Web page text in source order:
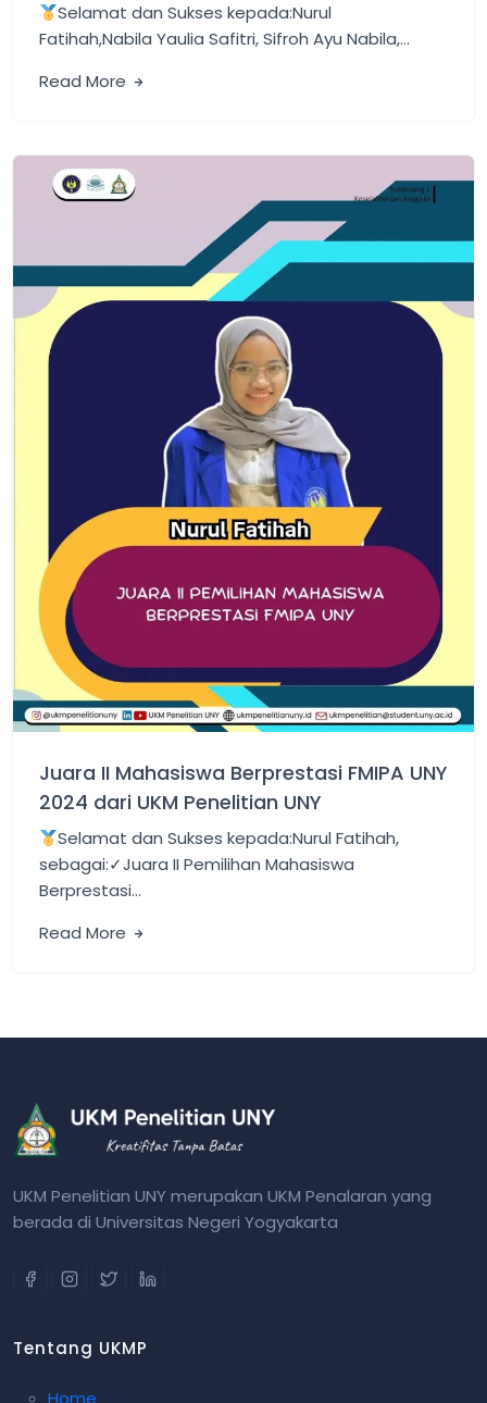
Selamat dan Sukses kepada:Nurul
Fatihah,Nabila Yaulia Safitri, Sifroh Ayu Nabila,…
Read More
Artikel
Blogs
Prestasi
Juara II Mahasiswa Berprestasi FMIPA UNY
2024 dari UKM Penelitian UNY
Selamat dan Sukses kepada:Nurul Fatihah,
sebagai:✓Juara II Pemilihan Mahasiswa
Berprestasi…
Read More
UKM Penelitian UNY merupakan UKM Penalaran yang
berada di Universitas Negeri Yogyakarta
Tentang UKMP
Home